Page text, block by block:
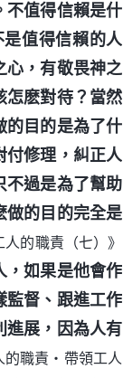
不值得信賴是什
值得信賴的人
心，有敬畏神之
怎麽對待？當然
的目的是為了什
付修理，糾正人
不過是為了幫助
做的目的完全是
的職責（七）》
，如果是他會作
監督、跟進工作
進展，因為人有
職責・帶領工人